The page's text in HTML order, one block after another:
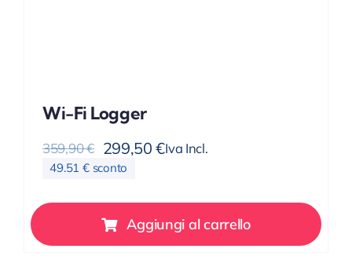
Wi-Fi Logger
359,90€
Il
prezzo
era:
359,90 €.
299,50€
Il
prezzo
è:
299,50 €.
Iva Incl.
49.51 € sconto
Aggiungi al carrello